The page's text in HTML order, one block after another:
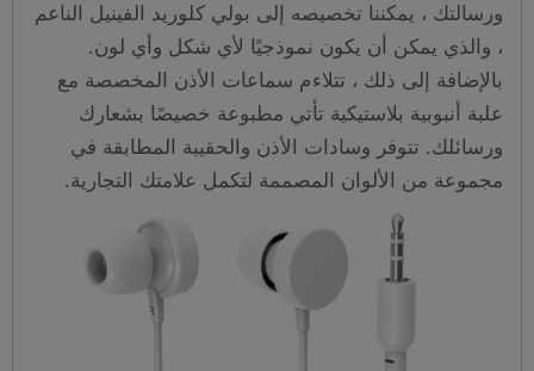
ورسالتك ، يمكننا تخصيصه إلى بولي كلوريد الفينيل الناعم
، والذي يمكن أن يكون نموذجيًا لأي شكل وأي لون.
بالإضافة إلى ذلك ، تتلاءم سماعات الأذن المخصصة مع
علبة أنبوبية بلاستيكية تأتي مطبوعة خصيصًا بشعارك
ورسائلك. تتوفر وسادات الأذن والحقيبة المطابقة في
مجموعة من الألوان المصممة لتكمل علامتك التجارية.